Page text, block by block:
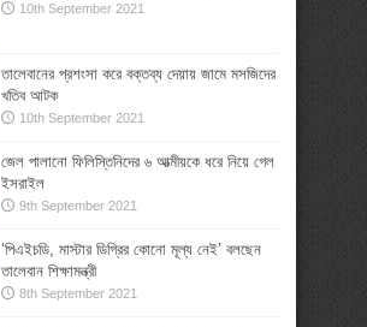
10th September 2021
তালেবানের প্রশংসা করে বক্তব্য দেয়ায় জামে মসজিদের
খতিব আটক
10th September 2021
জেল পালানো ফিলিস্তিনিদের ৬ আত্মীয়কে ধরে নিয়ে গেল
ইসরাইল
9th September 2021
‘পিএইচডি, মাস্টার ডিগ্রির কোনো মূল্য নেই’ বলছেন
তালেবান শিক্ষামন্ত্রী
8th September 2021